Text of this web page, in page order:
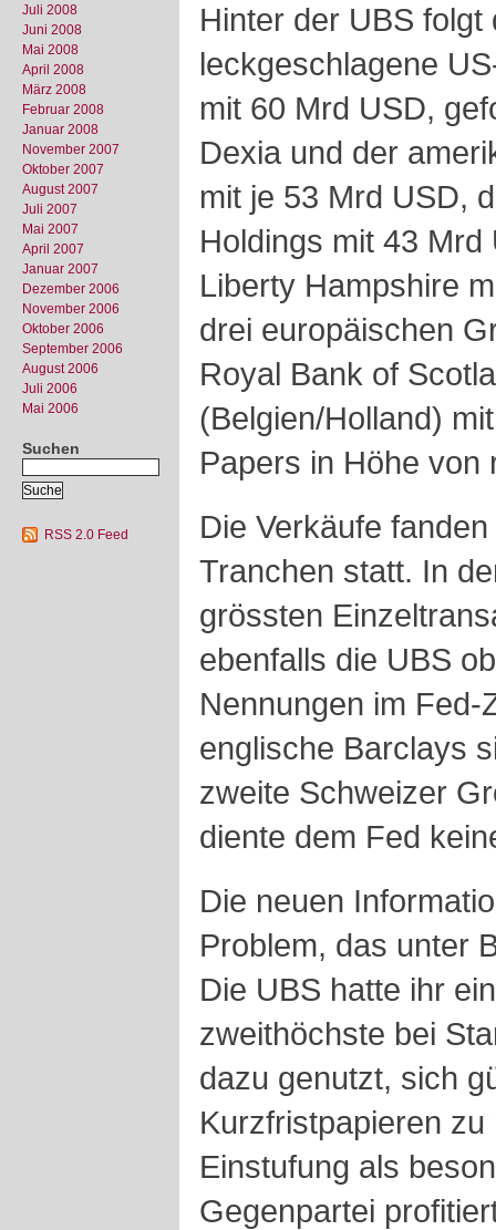
Juli 2008
Juni 2008
Mai 2008
April 2008
März 2008
Februar 2008
Januar 2008
November 2007
Oktober 2007
August 2007
Juli 2007
Mai 2007
April 2007
Januar 2007
Dezember 2006
November 2006
Oktober 2006
September 2006
August 2006
Juli 2006
Mai 2006
Suchen
RSS 2.0 Feed
Hinter der UBS
leckgeschlagene
mit 60 Mrd USD,
Dexia und der
mit je 53 Mrd USD,
Holdings mit 43
Liberty Hampshire
drei europäischen
Royal Bank of
(Belgien/Holland)
Papers in Höhe von
Die Verkäufe
Tranchen statt. In
grössten
ebenfalls die UBS
Nennungen im
englische Barclays
zweite Schweizer
diente dem Fed
Die neuen
Problem, das unter
Die UBS hatte ihr
zweithöchste bei
dazu genutzt, sich
Kurzfristpapieren
Einstufung als
Gegenpartei